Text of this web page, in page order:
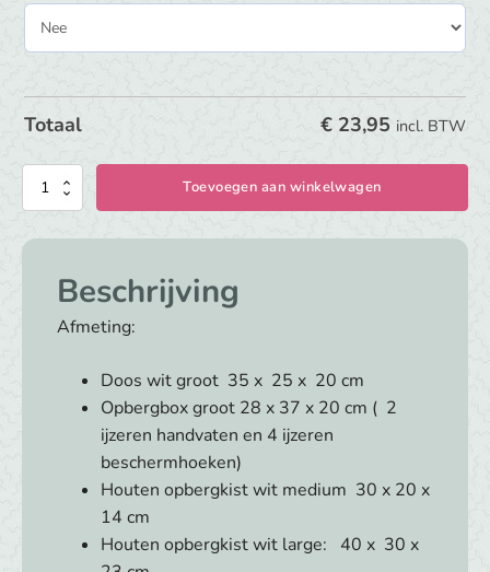
Totaal € 23,95 incl. BTW
Herinneringen
kist
Carnaval
Toevoegen aan winkelwagen
Beschrijving
Afmeting:
Doos wit groot 35 x 25 x 20 cm
Opbergbox groot 28 x 37 x 20 cm ( 2
ijzeren handvaten en 4 ijzeren
beschermhoeken)
Houten opbergkist wit medium 30 x 20 x
14 cm
Houten opbergkist wit large: 40 x 30 x